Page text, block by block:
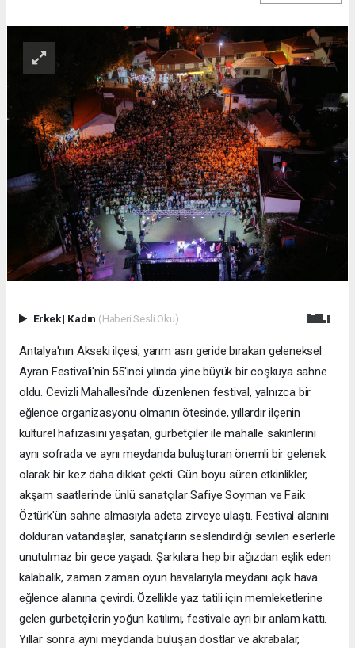
Erkek| Kadın (Haberi Sesli Oku)
Antalya'nın Akseki ilçesi, yarım asrı geride bırakan geleneksel
Ayran Festivali'nin 55'inci yılında yine büyük bir coşkuya sahne
oldu. Cevizli Mahallesi'nde düzenlenen festival, yalnızca bir
eğlence organizasyonu olmanın ötesinde, yıllardır ilçenin
kültürel hafızasını yaşatan, gurbetçiler ile mahalle sakinlerini
aynı sofrada ve aynı meydanda buluşturan önemli bir gelenek
olarak bir kez daha dikkat çekti. Gün boyu süren etkinlikler,
akşam saatlerinde ünlü sanatçılar Safiye Soyman ve Faik
Öztürk'ün sahne almasıyla adeta zirveye ulaştı. Festival alanını
dolduran vatandaşlar, sanatçıların seslendirdiği sevilen eserlerle
unutulmaz bir gece yaşadı. Şarkılara hep bir ağızdan eşlik eden
kalabalık, zaman zaman oyun havalarıyla meydanı açık hava
eğlence alanına çevirdi. Özellikle yaz tatili için memleketlerine
gelen gurbetçilerin yoğun katılımı, festivale ayrı bir anlam kattı.
Yıllar sonra aynı meydanda buluşan dostlar ve akrabalar,